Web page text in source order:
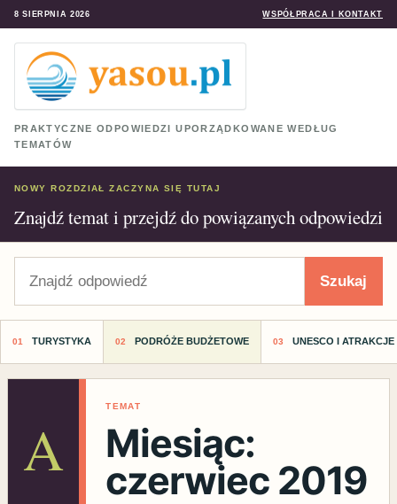
8 SIERPNIA 2026 WSPÓŁPRACA I KONTAKT
PRAKTYCZNE ODPOWIEDZI UPORZĄDKOWANE WEDŁUG
TEMATÓW
NOWY ROZDZIAŁ ZACZYNA SIĘ TUTAJ
Znajdź temat i przejdź do powiązanych odpowiedzi
Szukaj
TURYSTYKA PODRÓŻE BUDŻETOWE UNESCO I
A
TEMAT
Miesiąc:
czerwiec 2019